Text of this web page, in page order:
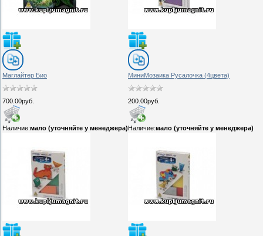
Маглайтер Био
700.00руб.
Наличие:мало (уточняйте у менеджера)
МиниМозаика Русалочка (4цвета)
200.00руб.
Наличие:мало (уточняйте у менеджера)